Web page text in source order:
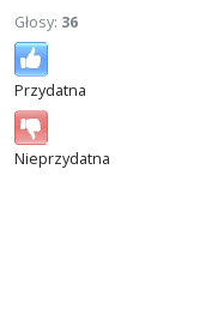
Głosy: 36
Przydatna
Nieprzydatna